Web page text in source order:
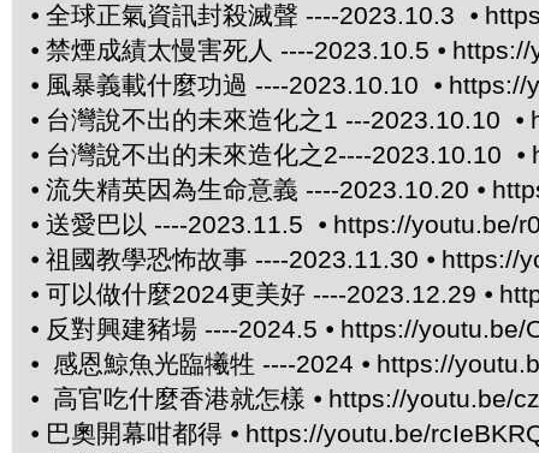
⦁ 全球正氣資訊封殺滅聲 ----2023.10.3 ⦁
⦁ 禁煙成績太慢害死人 ----2023.10.5 ⦁ https://
⦁ 風暴義載什麼功過 ----2023.10.10 ⦁ https://
⦁ 台灣說不出的未來造化之1 ---2023.10.10 ⦁
⦁ 台灣說不出的未來造化之2----2023.10.10 ⦁
⦁ 流失精英因為生命意義 ----2023.10.20 ⦁
⦁ 送愛巴以 ----2023.11.5 ⦁ https://youtu.be/
⦁ 祖國教學恐怖故事 ----2023.11.30 ⦁ https://
⦁ 可以做什麼2024更美好 ----2023.12.29 ⦁
⦁ 反對興建豬場 ----2024.5 ⦁ https://youtu.be/
⦁ 感恩鯨魚光臨犧牲 ----2024 ⦁ https://
⦁ 高官吃什麼香港就怎樣 ⦁ https://youtu.be/
⦁ 巴奧開幕咁都得 ⦁ https://youtu.be/